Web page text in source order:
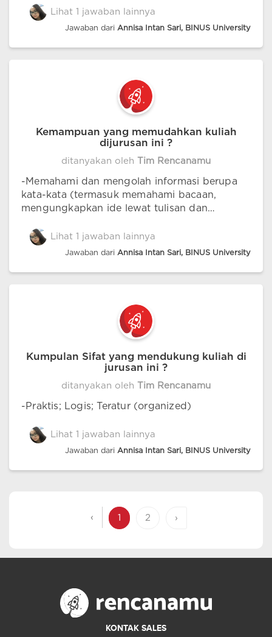
Lihat 1 jawaban lainnya
Jawaban dari Annisa Intan Sari, BINUS University
Kemampuan yang memudahkan kuliah
dijurusan ini ?
ditanyakan oleh Tim Rencanamu
-Memahami dan mengolah informasi berupa
kata-kata (termasuk memahami bacaan,
mengungkapkan ide lewat tulisan dan
Kreatifitas -Kemampuan memilah informasi ke
dalam kategori tertentu -Menggambar
Lihat 1 jawaban lainnya
Jawaban dari Annisa Intan Sari, BINUS University
Kumpulan Sifat yang mendukung kuliah di
jurusan ini ?
ditanyakan oleh Tim Rencanamu
-Praktis; Logis; Teratur (organized)
Lihat 1 jawaban lainnya
Jawaban dari Annisa Intan Sari, BINUS University
‹ 1 2 ›
KONTAK SALES